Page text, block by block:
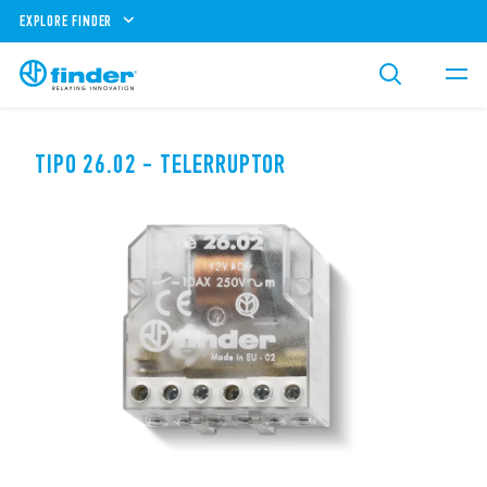
EXPLORE FINDER
TIPO 26.02 - TELERRUPTOR